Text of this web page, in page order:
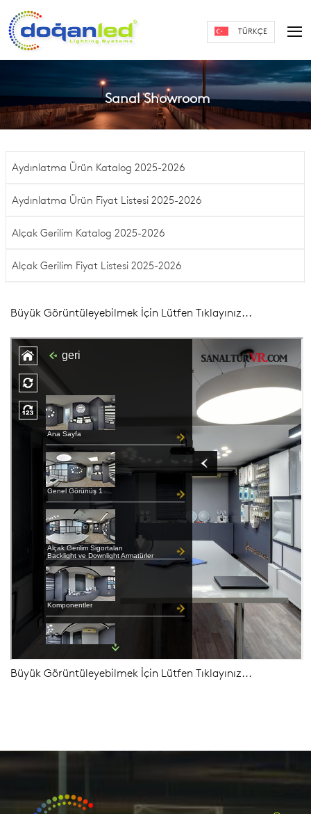
TÜRKÇE
Sanal Showroom
Aydınlatma Ürün Katalog 2025-2026
Aydınlatma Ürün Fiyat Listesi 2025-2026
Alçak Gerilim Katalog 2025-2026
Alçak Gerilim Fiyat Listesi 2025-2026
Broşür
Kalite Belgeleri
Vizyon & Misyon
Hakkımızda
Bizi Neden Seçmelisiniz
Referanslarımız
Ar-Ge Laboratuvarımız
Sıkça Sorulan Sorular
Aydınlatma Ürün Katalog 2024-2025
İnsan Kaynakları
Büyük Görüntüleyebilmek İçin Lütfen Tıklayınız...
Büyük Görüntüleyebilmek İçin Lütfen Tıklayınız...